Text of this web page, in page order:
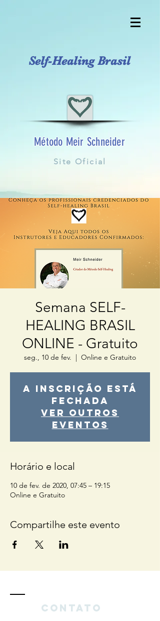
Self-Healing Brasil
Método Meir Schneider
Site Oficial
Semana SELF-
HEALING BRASIL
ONLINE - Gratuito
seg., 10 de fev.
  |
Online e Gratuito
A inscrição está
fechada
Ver outros
eventos
Horário e local
10 de fev. de 2020, 07:45 – 19:15
Online e Gratuito
Compartilhe este evento
Contato